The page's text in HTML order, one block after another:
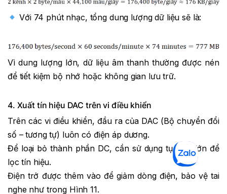
Với 74 phút nhạc, tổng dung lượng dữ liệu sẽ là:
Vì dung lượng lớn, dữ liệu âm thanh thường được nén
để tiết kiệm bộ nhớ hoặc không gian lưu trữ.
4. Xuất tín hiệu DAC trên vi điều khiển
Trên các vi điều khiển, đầu ra của DAC (Bộ chuyển đổi
số – tương tự) luôn có điện áp dương.
Để loại bỏ thành phần DC, cần sử dụng tụ điện lớn để
lọc tín hiệu.
Điện trở được thêm vào để giảm dòng điện, bảo vệ tai
nghe như trong Hình 11.